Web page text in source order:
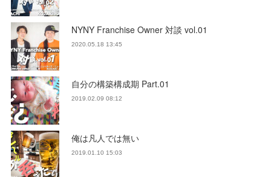
NYNY Franchise Owner 対談 vol.01
2020.05.18 13:45
自分の構築構成期 Part.01
2019.02.09 08:12
俺は凡人では無い
2019.01.10 15:03